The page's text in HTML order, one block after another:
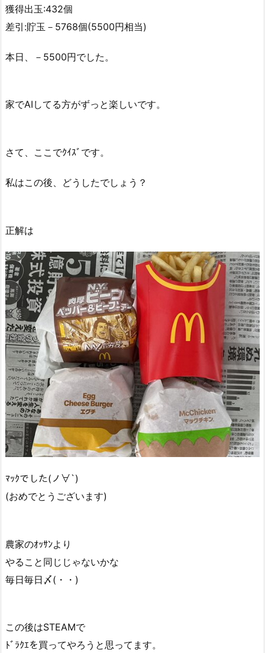
獲得出玉:432個
差引:貯玉－5768個(5500円相当)
本日、－5500円でした。
家でAIしてる方がずっと楽しいです。
さて、ここでｸｲｽﾞです。
私はこの後、どうしたでしょう？
正解は
ﾏｯｸでした(ノ∀`)
(おめでとうございます)
農家のｵｯｻﾝより
やること同じじゃないかな
毎日毎日〆(・・)
この後はSTEAMで
ﾄﾞﾗｸｴを買ってやろうと思ってます。